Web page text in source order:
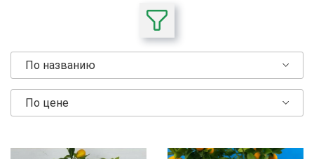
По названию
По цене